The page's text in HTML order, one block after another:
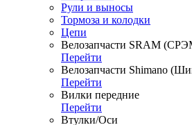
Рули и выносы
Тормоза и колодки
Цепи
Велозапчасти SRAM
Перейти
Велозапчасти Shimano
Перейти
Вилки передние
Перейти
Втулки/Оси